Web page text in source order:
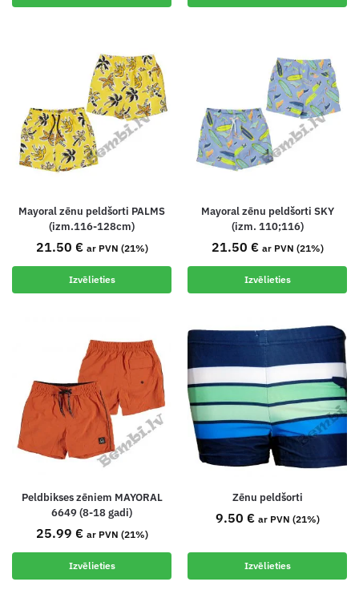
Mayoral zēnu peldšorti PALMS
(izm.116-128cm)
21.50 € ar PVN (21%)
Izvēlieties
Mayoral zēnu peldšorti SKY
(izm. 110;116)
21.50 € ar PVN (21%)
Izvēlieties
Peldbikses zēniem MAYORAL
6649 (8-18 gadi)
25.99 € ar PVN (21%)
Izvēlieties
Zēnu peldšorti
9.50 € ar PVN (21%)
Izvēlieties